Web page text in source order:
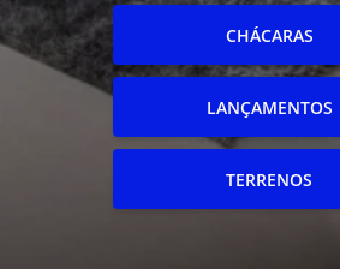
CHÁCARAS
LANÇAMENTOS
TERRENOS